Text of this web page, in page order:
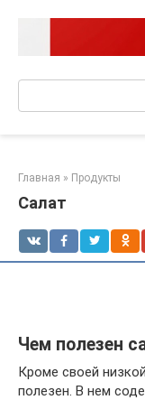
Главная » Продукты
Салат
Чем полезен
Кроме своей
полезен. В нем